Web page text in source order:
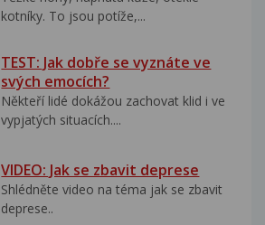
kotníky. To jsou potíže,...
TEST: Jak dobře se vyznáte ve
svých emocích?
Někteří lidé dokážou zachovat klid i ve
vypjatých situacích....
VIDEO: Jak se zbavit deprese
Shlédněte video na téma jak se zbavit
deprese..